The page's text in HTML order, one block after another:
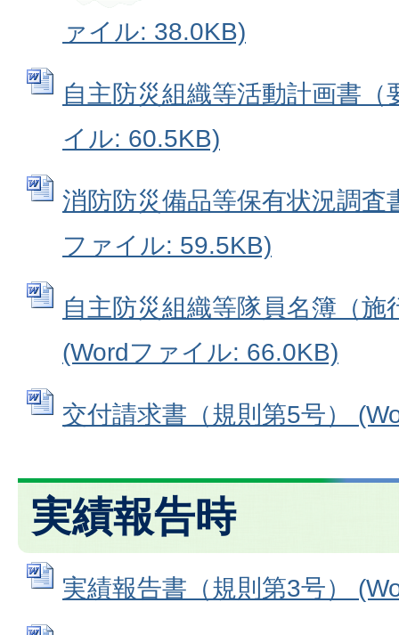
ァイル: 38.0KB)
自主防災組織等活動計画書
イル: 60.5KB)
消防防災備品等保有状況調査
ファイル: 59.5KB)
自主防災組織等隊員名簿（施
(Wordファイル: 66.0KB)
交付請求書（規則第5号）
実績報告時
実績報告書（規則第3号）